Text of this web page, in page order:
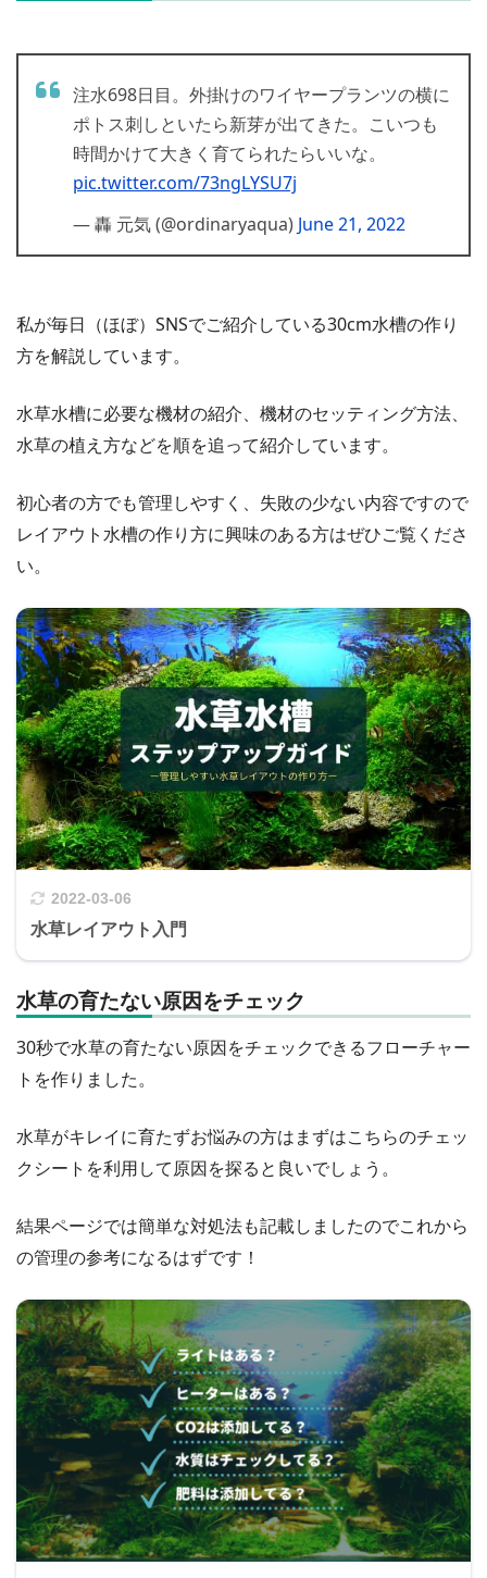
注水698日目。外掛けのワイヤープランツの横に
ポトス刺しといたら新芽が出てきた。こいつも
時間かけて大きく育てられたらいいな。
pic.twitter.com/73ngLYSU7j
— 轟 元気 (@ordinaryaqua) June 21, 2022
私が毎日（ほぼ）SNSでご紹介している30cm水槽の作り
方を解説しています。
水草水槽に必要な機材の紹介、機材のセッティング方法、
水草の植え方などを順を追って紹介しています。
初心者の方でも管理しやすく、失敗の少ない内容ですので
レイアウト水槽の作り方に興味のある方はぜひご覧くださ
い。
2022-03-06
水草レイアウト入門
水草の育たない原因をチェック
30秒で水草の育たない原因をチェックできるフローチャー
トを作りました。
水草がキレイに育たずお悩みの方はまずはこちらのチェッ
クシートを利用して原因を探ると良いでしょう。
結果ページでは簡単な対処法も記載しましたのでこれから
の管理の参考になるはずです！